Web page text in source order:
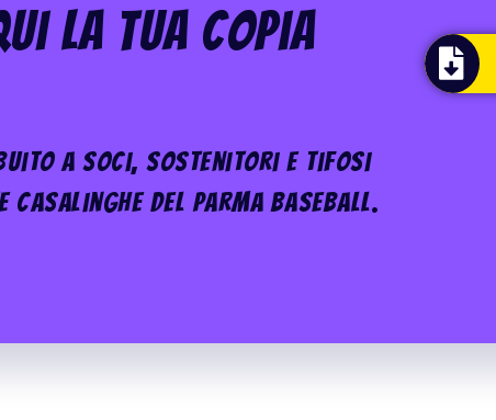
La Tua Copia
a soci, sostenitori e tifosi
del Parma Baseball.